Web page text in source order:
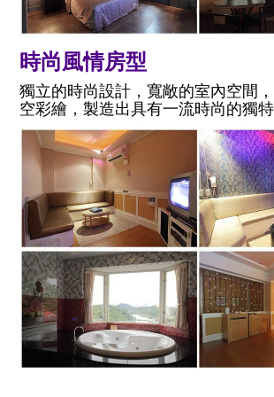
時尚風情房型
獨立的時尚設計，寬敞的室內空間
空彩繪，製造出具有一流時尚的獨特